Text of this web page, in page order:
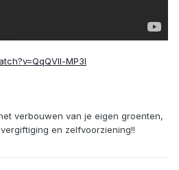
MP3I
verbouwen van je eigen groenten,
en zelfvoorziening!!